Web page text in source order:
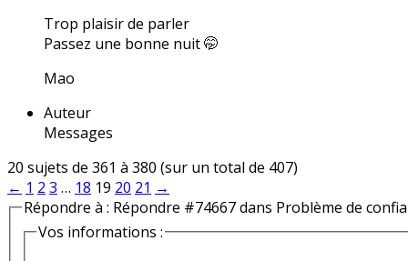
Trop plaisir de parler
Passez une bonne nuit 🤭
Mao
Auteur
Messages
20 sujets de 361 à 380 (sur un total de 407)
← 1 2 3 … 18 19 20 21 →
Répondre à : Répondre #74667 dans Problème de
Vos informations :